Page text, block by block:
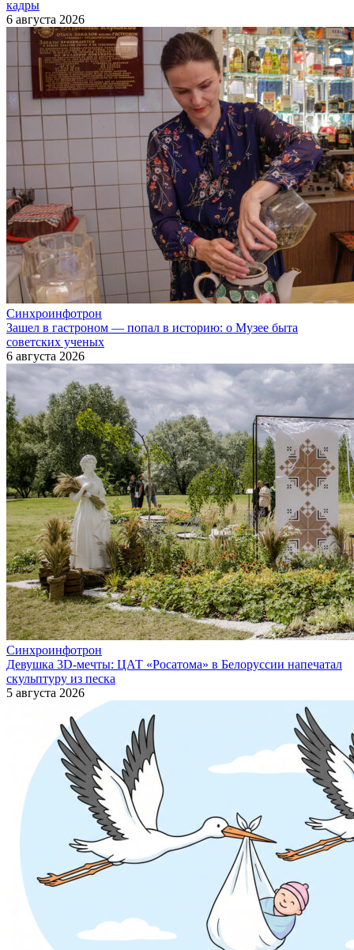
кадры
6 августа 2026
Синхроинфотрон
Зашел в гастроном — попал в историю: о Музее быта
советских ученых
6 августа 2026
Синхроинфотрон
Девушка 3D-мечты: ЦАТ «Росатома» в Белоруссии напечатал
скульптуру из песка
5 августа 2026